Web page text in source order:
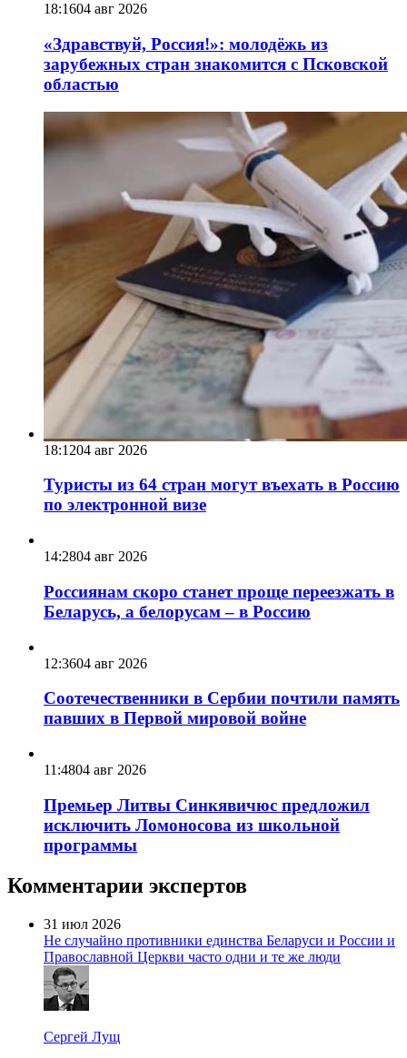
18:1604 авг 2026
«Здравствуй, Россия!»: молодёжь из
зарубежных стран знакомится с Псковской
областью
18:1204 авг 2026
Туристы из 64 стран могут въехать в Россию
по электронной визе
14:2804 авг 2026
Россиянам скоро станет проще переезжать в
Беларусь, а белорусам – в Россию
12:3604 авг 2026
Соотечественники в Сербии почтили память
павших в Первой мировой войне
11:4804 авг 2026
Премьер Литвы Синкявичюс предложил
исключить Ломоносова из школьной
программы
Комментарии экспертов
31 июл 2026
Не случайно противники единства Беларуси и России и
Православной Церкви часто одни и те же люди
Сергей Лущ